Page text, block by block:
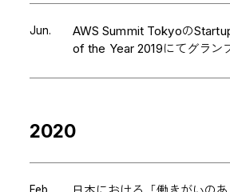
Jun.
AWS Summit Tokyoの
of the Year 2019にてグラン
2020
Feb.